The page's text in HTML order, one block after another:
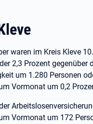
waren im Kreis Kleve
2,3 Prozent
um 1.280 Personen
Vormonat um 0,2
Vormonat um 172